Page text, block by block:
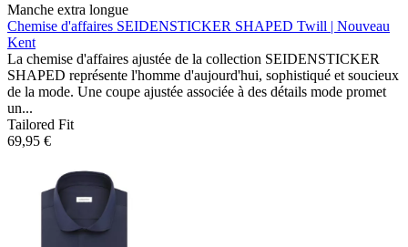
Manche extra longue
Chemise d'affaires SEIDENSTICKER SHAPED Twill | Nouveau
Kent
La chemise d'affaires ajustée de la collection SEIDENSTICKER
SHAPED représente l'homme d'aujourd'hui, sophistiqué et soucieux
de la mode. Une coupe ajustée associée à des détails mode promet
un...
Tailored Fit
69,95 €